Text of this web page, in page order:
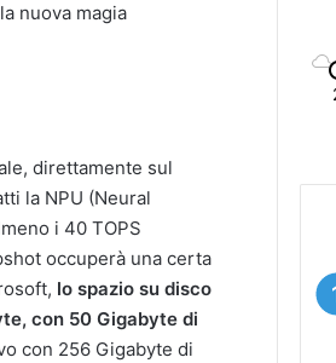
direttamente sul
la NPU (Neural
i 40 TOPS
occuperà una certa
lo spazio su disco
con 50 Gigabyte di
con 256 Gigabyte di